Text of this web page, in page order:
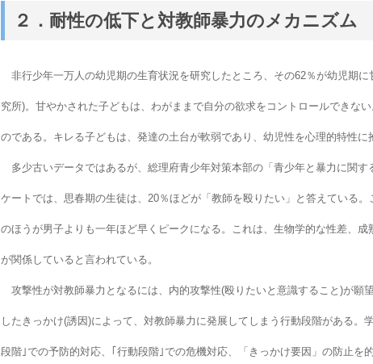
２．耐性の低下と対教師暴力のメカニズム
非行少年一万人の幼児期の生育状況を研究したところ、その62％が幼児期
究所)。甘やかされた子どもは、わがままで自分の欲求をコントロールできな
のである。キレる子どもは、発達の土台が軟弱であり、幼児性を心理的特性に
多少古いデータではあるが、総理府青少年対策本部の「青少年と暴力に関す
ケートでは、思春期の生徒は、20％ほどが「教師を殴りたい」と答えている
のほうが男子よりも一年ほど早くピークになる。これは、生物学的な性差、
が関係していると言われている。
攻撃性が対教師暴力となるには、内的攻撃性(殴りたいと意識すること)が願
したきっかけ(誘因)によって、対教師暴力に発展してしまう行動段階がある。
段階｣での予防的対応、｢行動段階｣での危機対応、「きっかけ要因」の防止を